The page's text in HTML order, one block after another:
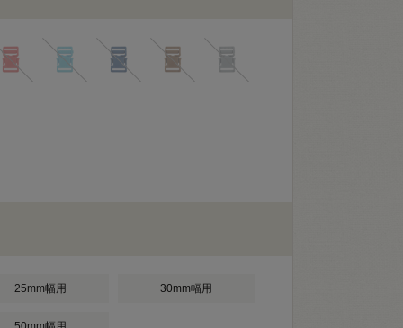
25mm幅用 30mm幅用